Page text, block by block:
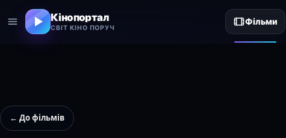
Кінопортал
СВІТ КІНО ПОРУЧ
Фільми
← До фільмів